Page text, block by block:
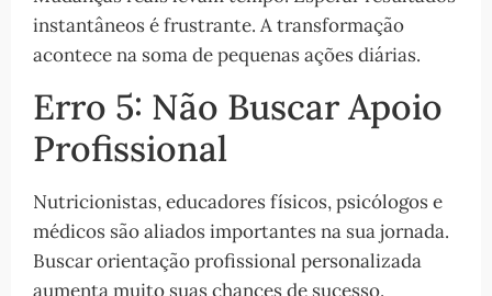
instantâneos é frustrante. A transformação
acontece na soma de pequenas ações diárias.
Erro 5: Não Buscar Apoio
Profissional
Nutricionistas, educadores físicos, psicólogos e
médicos são aliados importantes na sua jornada.
Buscar orientação profissional personalizada
aumenta muito suas chances de sucesso.